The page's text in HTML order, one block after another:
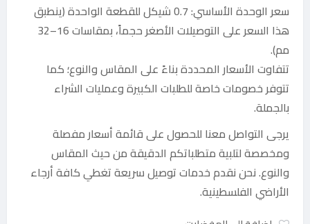
سعر الوحدة الأساسي: 0.7 شيكل للقطعة الواحدة (ينطبق
هذا السعر على التوصيلات الأصغر حجماً، بمقاسات 16–32
مم).
تتفاوت الأسعار المحددة بناءً على المقاس والنوع؛ كما
تتوفر خصومات خاصة للطلبات الكبيرة وعمليات الشراء
بالجملة.
يرجى التواصل معنا للحصول على قائمة أسعار مفصلة
ومخصصة لتلبية متطلباتكم الدقيقة من حيث المقاس
والنوع. نحن نقدم خدمات توصيل سريعة تغطي كافة أرجاء
الأراضي الفلسطينية.